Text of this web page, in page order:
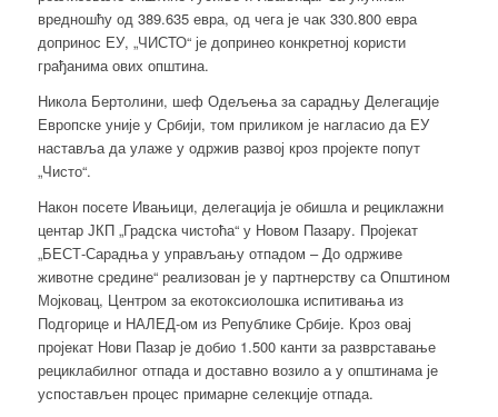
вредношћу од 389.635 евра, од чега је чак 330.800 евра
допринос ЕУ, „ЧИСТО“ је допринео конкретној користи
грађанима ових општина.
Никола Бертолини, шеф Одељења за сарадњу Делегације
Европске уније у Србији, том приликом је нагласио да ЕУ
наставља да улаже у одржив развој кроз пројекте попут
„Чисто“.
Након посете Ивањици, делегација је обишла и рециклажни
центар ЈКП „Градска чистоћа“ у Новом Пазару. Пројекат
„БЕСТ-Сарадња у управљању отпадом – До одрживе
животне средине“ реализован је у партнерству са Општином
Мојковац, Центром за екотоксиолошка испитивања из
Подгорице и НАЛЕД-ом из Републике Србије. Кроз овај
пројекат Нови Пазар је добио 1.500 канти за разврставање
рециклабилног отпада и доставно возило а у општинама је
успостављен процес примарне селекције отпада.